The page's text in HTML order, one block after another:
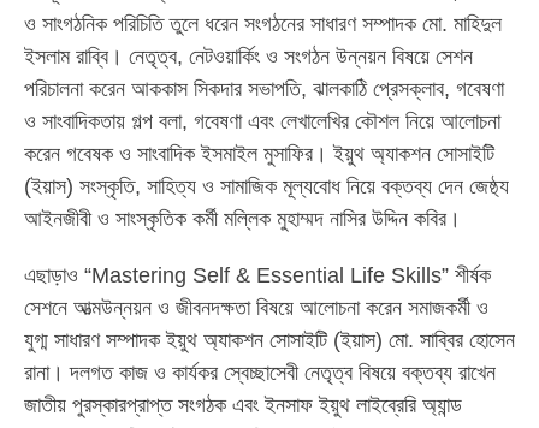
ও সাংগঠনিক পরিচিতি তুলে ধরেন সংগঠনের সাধারণ সম্পাদক মো. মাহিদুল
ইসলাম রাব্বি। নেতৃত্ব, নেটওয়ার্কিং ও সংগঠন উন্নয়ন বিষয়ে সেশন
পরিচালনা করেন আককাস সিকদার সভাপতি, ঝালকাঠি প্রেসক্লাব, গবেষণা
ও সাংবাদিকতায় গল্প বলা, গবেষণা এবং লেখালেখির কৌশল নিয়ে আলোচনা
করেন গবেষক ও সাংবাদিক ইসমাইল মুসাফির। ইয়ুথ অ্যাকশন সোসাইটি
(ইয়াস) সংস্কৃতি, সাহিত্য ও সামাজিক মূল্যবোধ নিয়ে বক্তব্য দেন জেষ্ঠ্য
আইনজীবী ও সাংস্কৃতিক কর্মী মল্লিক মুহাম্মদ নাসির উদ্দিন কবির।
এছাড়াও “Mastering Self & Essential Life Skills” শীর্ষক
সেশনে আত্মউন্নয়ন ও জীবনদক্ষতা বিষয়ে আলোচনা করেন সমাজকর্মী ও
যুগ্ম সাধারণ সম্পাদক ইয়ুথ অ্যাকশন সোসাইটি (ইয়াস) মো. সাব্বির হোসেন
রানা। দলগত কাজ ও কার্যকর স্বেচ্ছাসেবী নেতৃত্ব বিষয়ে বক্তব্য রাখেন
জাতীয় পুরস্কারপ্রাপ্ত সংগঠক এবং ইনসাফ ইয়ুথ লাইব্রেরি অ্যান্ড